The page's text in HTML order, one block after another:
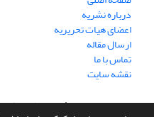
درباره نشریه
اعضای هیات تحریریه
ارسال مقاله
تماس با ما
نقشه سایت
سامانه مدیریت نشریات علمی.